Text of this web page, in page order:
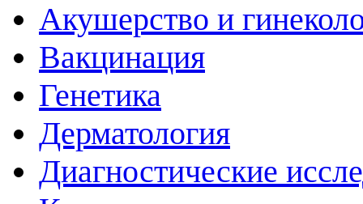
Акушерство и
Вакцинация
Генетика
Дерматология
Диагностические